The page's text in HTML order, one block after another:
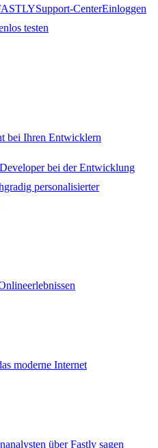
Support-CenterEinloggen
testen
bei Ihren Entwicklern
bei der Entwicklung
personalisierter
moderne Internet
über Fastly sagen